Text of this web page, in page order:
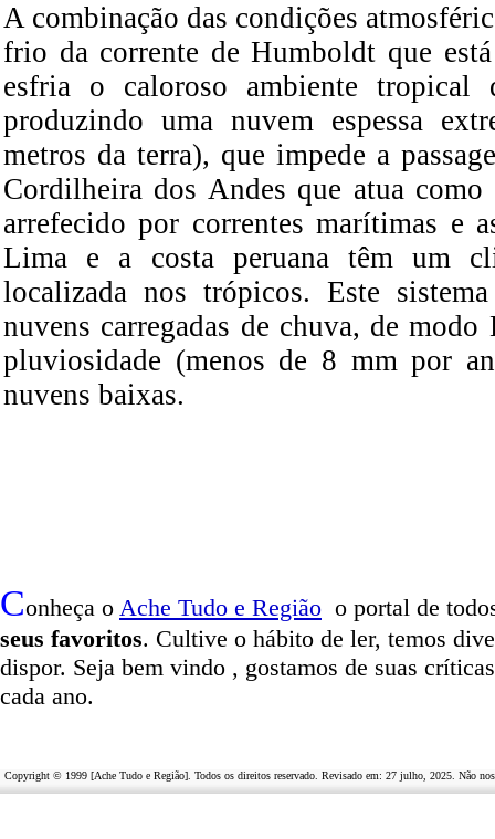
A combinação das condições
frio da corrente de Humboldt que
esfria o caloroso ambiente tropical
produzindo uma nuvem espessa
metros da terra), que impede a
Cordilheira dos Andes que atua
arrefecido por correntes marítimas e
Lima e a costa peruana têm um
localizada nos trópicos. Este
nuvens carregadas de chuva, de
pluviosidade (menos de 8 mm por
nuvens baixas.
Conheça o Ache Tudo e Região o portal de
seus favoritos. Cultive o hábito de ler, temos
dispor. Seja bem vindo , gostamos de suas
cada ano.
Copyright © 1999 [Ache Tudo e Região]. Todos os direitos reservado. Revisado em: 27 julho, 2025 . Não